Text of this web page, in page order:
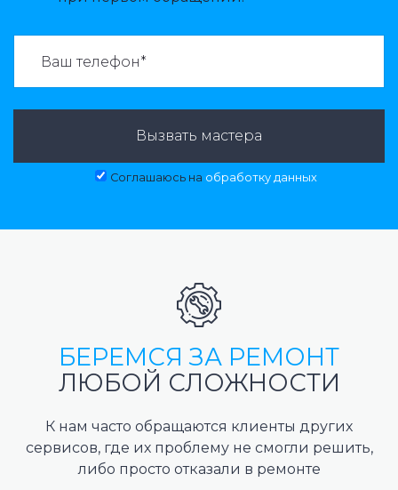
Вызвать мастера
Соглашаюсь на обработку данных
БЕРЕМСЯ ЗА РЕМОНТ
ЛЮБОЙ СЛОЖНОСТИ
К нам часто обращаются клиенты других
сервисов, где их проблему не смогли решить,
либо просто отказали в ремонте